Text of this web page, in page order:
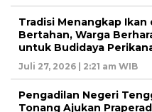
Tradisi Menangkap Ikan
Bertahan, Warga
untuk Budidaya
Juli 27, 2026 | 2:21 am WIB
Pengadilan Negeri
Tonang Ajukan